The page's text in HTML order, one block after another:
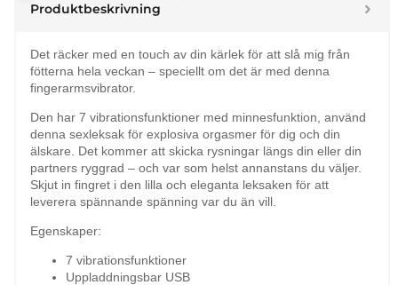
Produktbeskrivning
Det räcker med en touch av din kärlek för att slå mig från
fötterna hela veckan – speciellt om det är med denna
fingerarmsvibrator.
Den har 7 vibrationsfunktioner med minnesfunktion, använd
denna sexleksak för explosiva orgasmer för dig och din
älskare. Det kommer att skicka rysningar längs din eller din
partners ryggrad – och var som helst annanstans du väljer.
Skjut in fingret i den lilla och eleganta leksaken för att
leverera spännande spänning var du än vill.
Egenskaper:
7 vibrationsfunktioner
Uppladdningsbar USB